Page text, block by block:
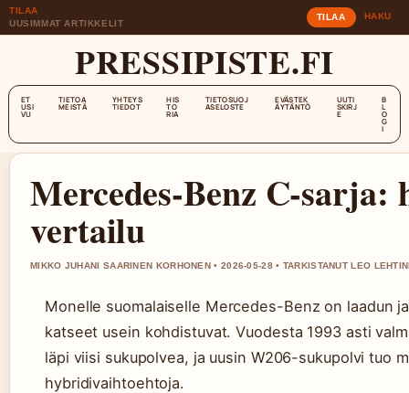
TILAA
UUSIMMAT ARTIKKELIT
TILAA HAKU
PRESSIPISTE.FI
ET
USI
VU
TIETOA
MEISTÄ
YHTEYS
TIEDOT
HIS
TO
RIA
TIETOSUOJ
ASELOSTE
EVÄSTEK
ÄYTÄNTÖ
UUTI
SKIRJ
E
B
L
O
G
I
Mercedes-Benz C-
vertailu
MIKKO JUHANI SAARINEN KORHONEN • 2026-05-28 • TARKISTANUT LEO
Monelle suomalaiselle Mercedes-Benz on laadun
katseet usein kohdistuvat. Vuodesta 1993 asti
läpi viisi sukupolvea, ja uusin W206-sukupolvi tuo
hybridivaihtoehtoja.